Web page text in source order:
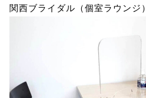
関西ブライダル（個室ラウンジ）